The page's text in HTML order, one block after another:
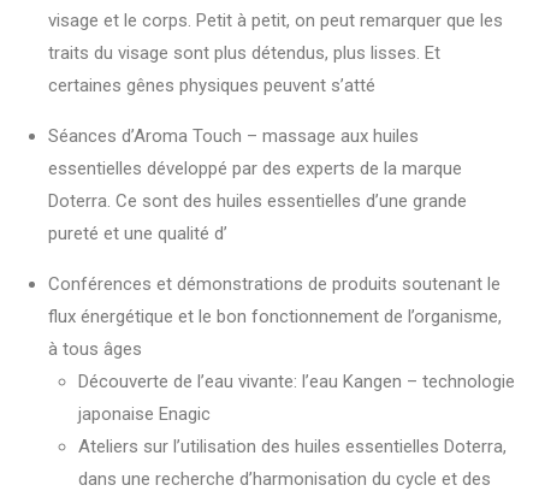
visage et le corps. Petit à petit, on peut remarquer que les
traits du visage sont plus détendus, plus lisses. Et
certaines gênes physiques peuvent s’atté
Séances d’Aroma Touch – massage aux huiles
essentielles développé par des experts de la marque
Doterra. Ce sont des huiles essentielles d’une grande
pureté et une qualité d’
Conférences et démonstrations de produits soutenant le
flux énergétique et le bon fonctionnement de l’organisme,
à tous âges
Découverte de l’eau vivante: l’eau Kangen – technologie
japonaise Enagic
Ateliers sur l’utilisation des huiles essentielles Doterra,
dans une recherche d’harmonisation du cycle et des